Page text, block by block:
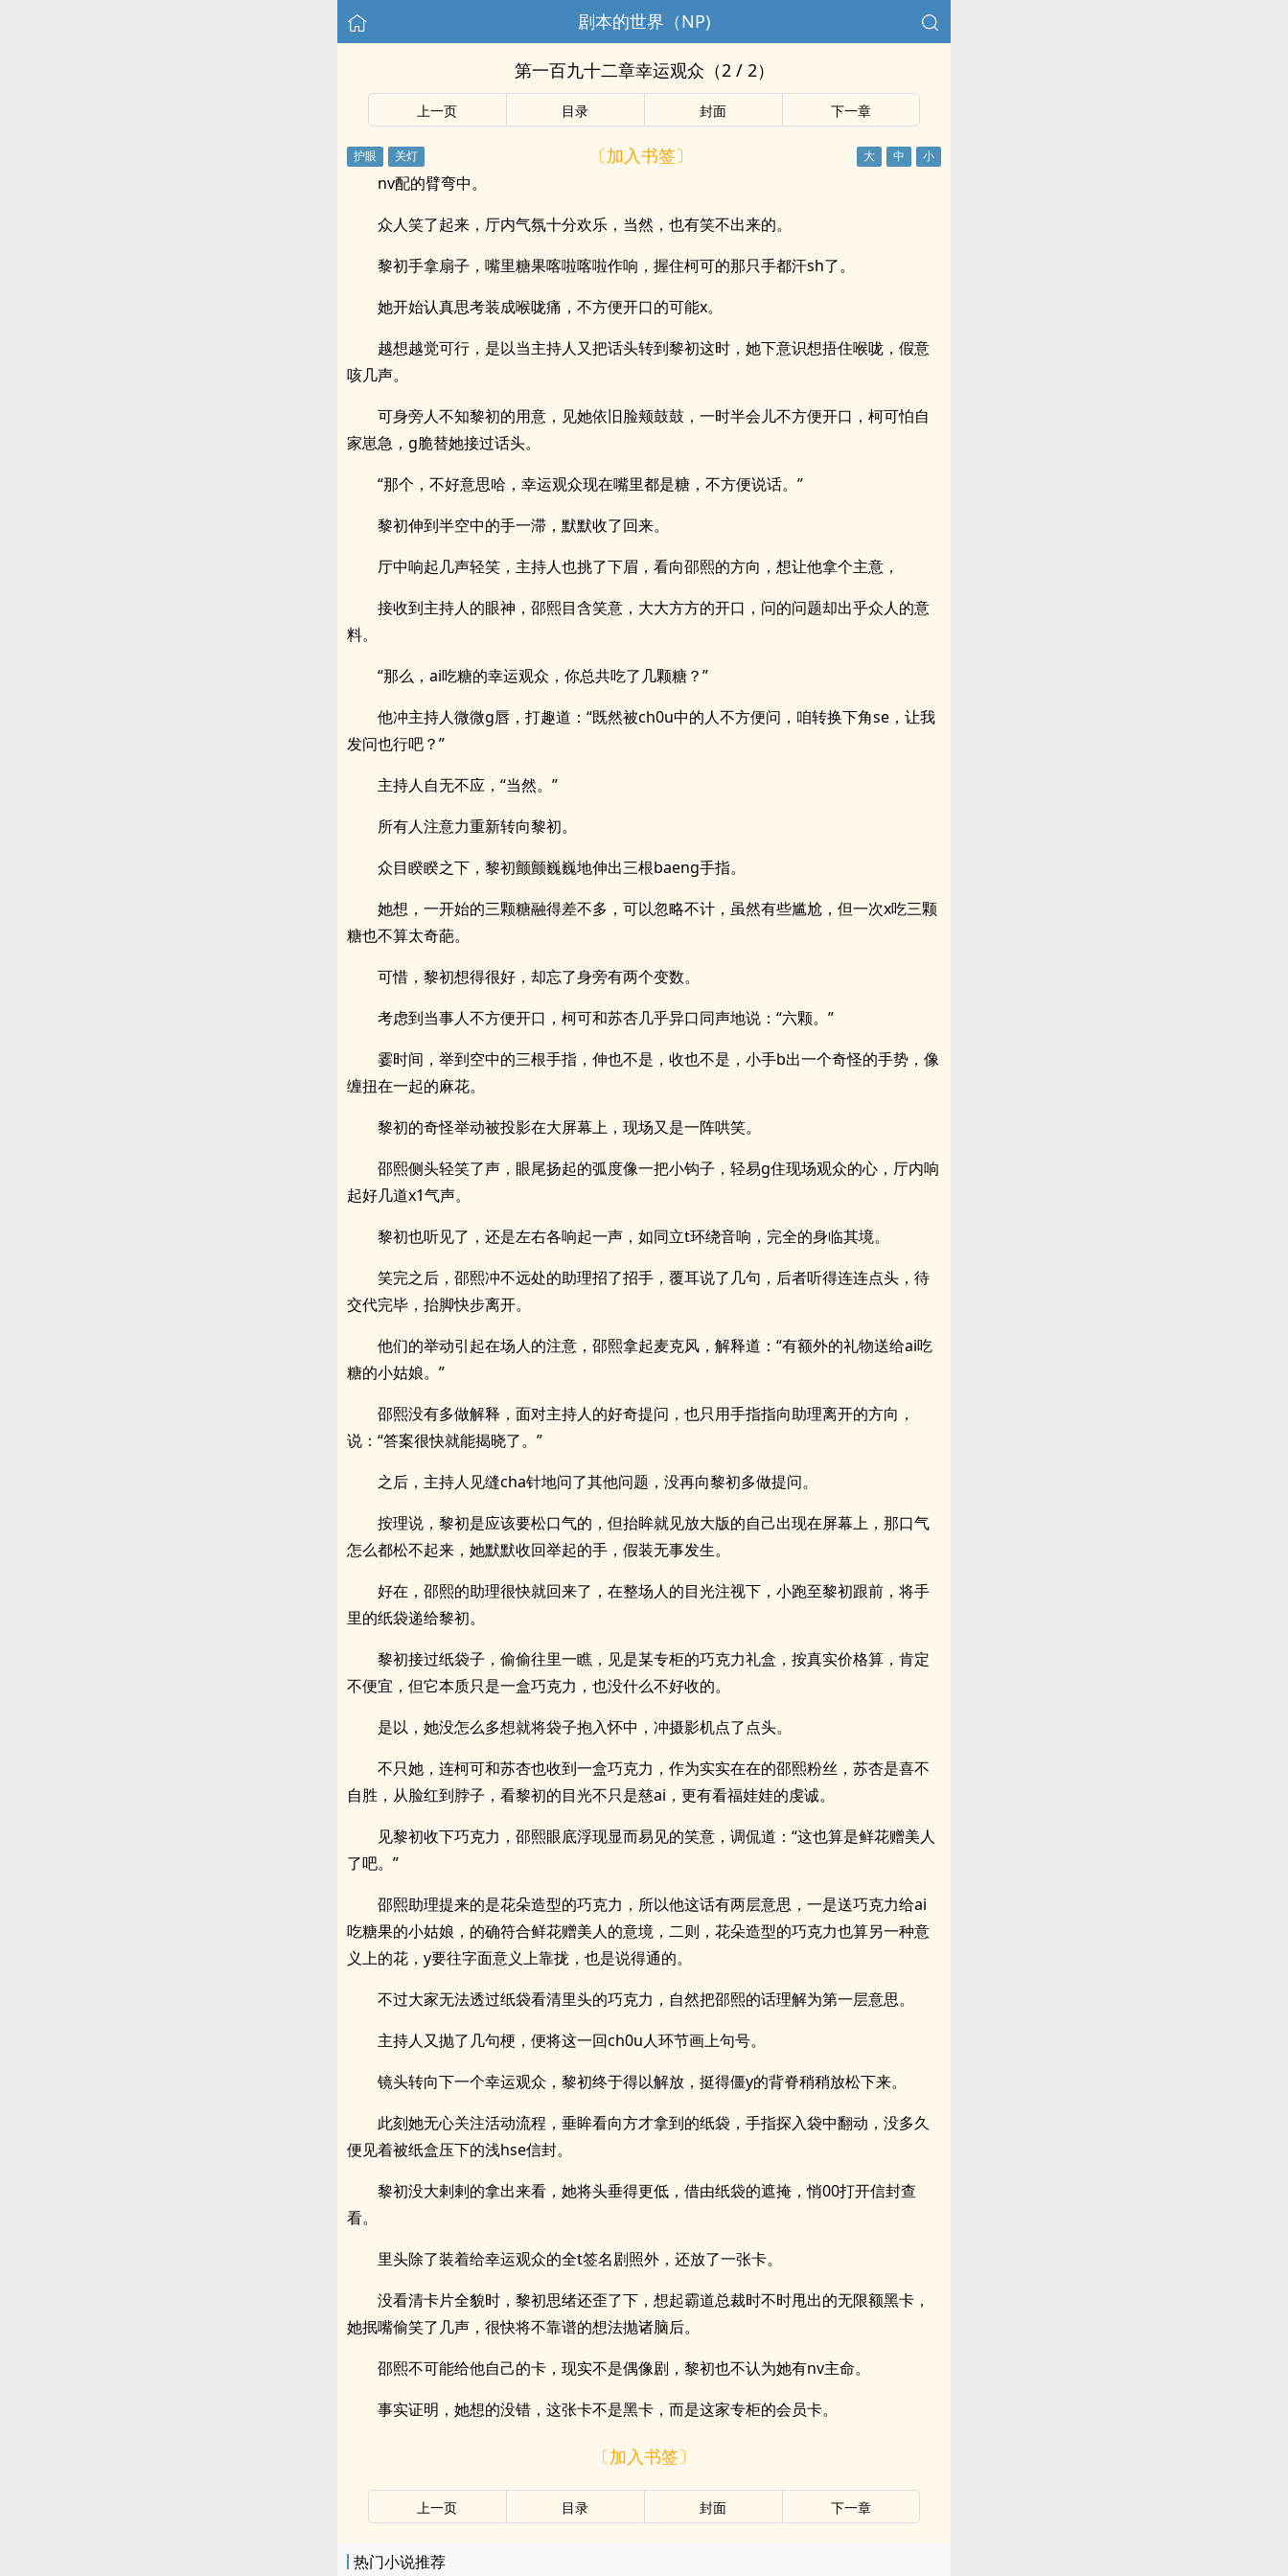
剧本的世界（NP)
第一百九十二章幸运观众（2 / 2）
上一页 目录 封面 下一章
〔加入书签〕
nv配的臂弯中。
众人笑了起来，厅内气氛十分欢乐，当然，也有笑不出来的。
黎初手拿扇子，嘴里糖果喀啦喀啦作响，握住柯可的那只手都汗sh了。
她开始认真思考装成喉咙痛，不方便开口的可能x。
越想越觉可行，是以当主持人又把话头转到黎初这时，她下意识想捂住喉咙，假意
咳几声。
可身旁人不知黎初的用意，见她依旧脸颊鼓鼓，一时半会儿不方便开口，柯可怕自
家崽急，g脆替她接过话头。
“那个，不好意思哈，幸运观众现在嘴里都是糖，不方便说话。”
黎初伸到半空中的手一滞，默默收了回来。
厅中响起几声轻笑，主持人也挑了下眉，看向邵熙的方向，想让他拿个主意，
接收到主持人的眼神，邵熙目含笑意，大大方方的开口，问的问题却出乎众人的意
料。
“那么，ai吃糖的幸运观众，你总共吃了几颗糖？”
他冲主持人微微g唇，打趣道：“既然被ch0u中的人不方便问，咱转换下角se，让我
发问也行吧？”
主持人自无不应，“当然。”
所有人注意力重新转向黎初。
众目睽睽之下，黎初颤颤巍巍地伸出三根baeng手指。
她想，一开始的三颗糖融得差不多，可以忽略不计，虽然有些尴尬，但一次x吃三颗
糖也不算太奇葩。
可惜，黎初想得很好，却忘了身旁有两个变数。
考虑到当事人不方便开口，柯可和苏杏几乎异口同声地说：“六颗。”
霎时间，举到空中的三根手指，伸也不是，收也不是，小手b出一个奇怪的手势，像
缠扭在一起的麻花。
黎初的奇怪举动被投影在大屏幕上，现场又是一阵哄笑。
邵熙侧头轻笑了声，眼尾扬起的弧度像一把小钩子，轻易g住现场观众的心，厅内响
起好几道x1气声。
黎初也听见了，还是左右各响起一声，如同立t环绕音响，完全的身临其境。
笑完之后，邵熙冲不远处的助理招了招手，覆耳说了几句，后者听得连连点头，待
交代完毕，抬脚快步离开。
他们的举动引起在场人的注意，邵熙拿起麦克风，解释道：“有额外的礼物送给ai吃
糖的小姑娘。”
邵熙没有多做解释，面对主持人的好奇提问，也只用手指指向助理离开的方向，
说：“答案很快就能揭晓了。”
之后，主持人见缝cha针地问了其他问题，没再向黎初多做提问。
按理说，黎初是应该要松口气的，但抬眸就见放大版的自己出现在屏幕上，那口气
怎么都松不起来，她默默收回举起的手，假装无事发生。
好在，邵熙的助理很快就回来了，在整场人的目光注视下，小跑至黎初跟前，将手
里的纸袋递给黎初。
黎初接过纸袋子，偷偷往里一瞧，见是某专柜的巧克力礼盒，按真实价格算，肯定
不便宜，但它本质只是一盒巧克力，也没什么不好收的。
是以，她没怎么多想就将袋子抱入怀中，冲摄影机点了点头。
不只她，连柯可和苏杏也收到一盒巧克力，作为实实在在的邵熙粉丝，苏杏是喜不
自胜，从脸红到脖子，看黎初的目光不只是慈ai，更有看福娃娃的虔诚。
见黎初收下巧克力，邵熙眼底浮现显而易见的笑意，调侃道：“这也算是鲜花赠美人
了吧。”
邵熙助理提来的是花朵造型的巧克力，所以他这话有两层意思，一是送巧克力给ai
吃糖果的小姑娘，的确符合鲜花赠美人的意境，二则，花朵造型的巧克力也算另一种意
义上的花，y要往字面意义上靠拢，也是说得通的。
不过大家无法透过纸袋看清里头的巧克力，自然把邵熙的话理解为第一层意思。
主持人又抛了几句梗，便将这一回ch0u人环节画上句号。
镜头转向下一个幸运观众，黎初终于得以解放，挺得僵y的背脊稍稍放松下来。
此刻她无心关注活动流程，垂眸看向方才拿到的纸袋，手指探入袋中翻动，没多久
便见着被纸盒压下的浅hse信封。
黎初没大剌剌的拿出来看，她将头垂得更低，借由纸袋的遮掩，悄00打开信封查
看。
里头除了装着给幸运观众的全t签名剧照外，还放了一张卡。
没看清卡片全貌时，黎初思绪还歪了下，想起霸道总裁时不时甩出的无限额黑卡，
她抿嘴偷笑了几声，很快将不靠谱的想法抛诸脑后。
邵熙不可能给他自己的卡，现实不是偶像剧，黎初也不认为她有nv主命。
事实证明，她想的没错，这张卡不是黑卡，而是这家专柜的会员卡。
〔加入书签〕
上一页 目录 封面 下一章
热门小说推荐